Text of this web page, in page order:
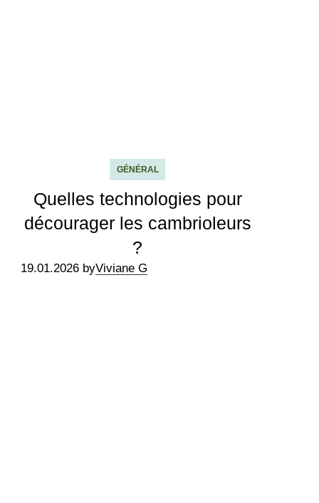
GÉNÉRAL
Quelles technologies pour
décourager les cambrioleurs
?
19.01.2026 byViviane G